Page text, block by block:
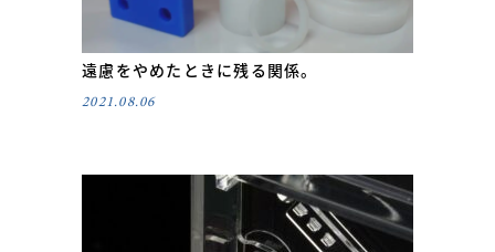
遠慮をやめたときに残る関係。
2021.08.06